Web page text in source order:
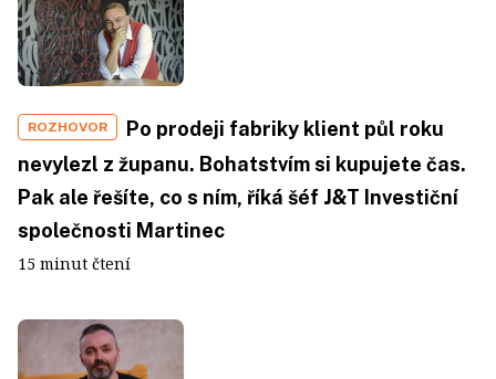
ROZHOVOR
Po prodeji fabriky klient půl roku
nevylezl z županu. Bohatstvím si kupujete čas.
Pak ale řešíte, co s ním, říká šéf J&T Investiční
společnosti Martinec
15 minut čtení